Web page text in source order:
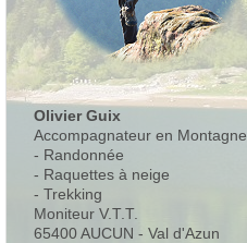
Olivier Guix
Accompagnateur en Montagne
- Randonnée
- Raquettes à neige
- Trekking
Moniteur V.T.T.
65400 AUCUN - Val d'Azun